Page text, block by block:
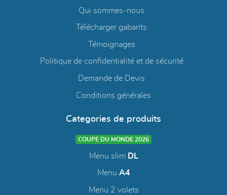
Qui sommes-nous
Télécharger gabarits
Témoignages
Politique de confidentialité et de sécurité
Demande de Devis
Conditions générales
Categories de produits
COUPE DU MONDE 2026
Menu slim DL
Menu A4
Menu 2 volets